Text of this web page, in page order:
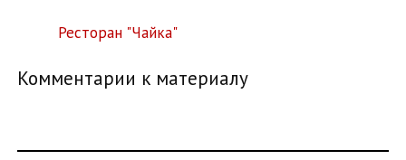
Ресторан "Чайка"
Комментарии к материалу